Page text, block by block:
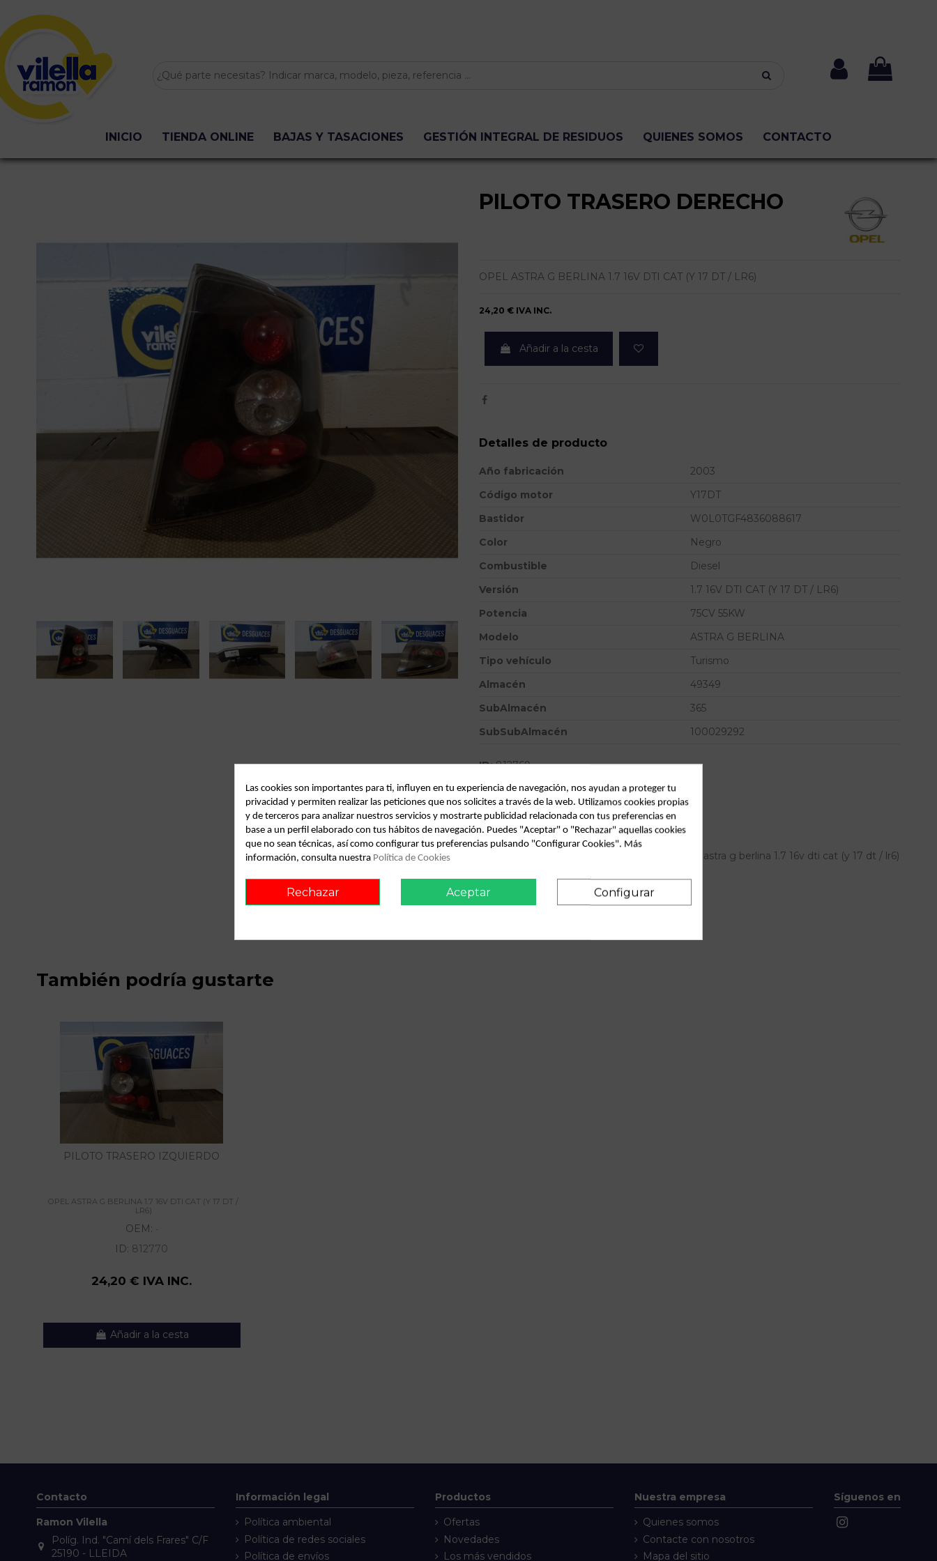
INICIO TIENDA ONLINE BAJAS Y TASACIONES GESTIÓN INTEGRAL DE RESIDUOS QUIENES SOMOS CONTACTO
PILOTO TRASERO DERECHO
OPEL ASTRA G BERLINA 1.7 16V DTI CAT (Y 17 DT / LR6)
24,20 € IVA INC.
Añadir a la cesta
Detalles de producto
Año fabricación
2003
Código motor
Y17DT
Bastidor
W0L0TGF4836088617
Color
Negro
Combustible
Diesel
Versión
1.7 16V DTI CAT (Y 17 DT / LR6)
Potencia
75CV 55KW
Modelo
ASTRA G BERLINA
Tipo vehículo
Turismo
Almacén
49349
SubAlmacén
365
SubSubAlmacén
100029292
ID: 812769
Descripción
Recambio de piloto trasero derecho para opel astra g berlina 1.7 16v dti cat (y 17 dt / lr6)
También podría gustarte
PILOTO TRASERO IZQUIERDO
OPEL ASTRA G BERLINA 1.7 16V DTI CAT (Y 17 DT /
LR6)
OEM: -
ID: 812770
24,20 € IVA INC.
Añadir a la cesta
Contacto
Ramon Vilella
Políg. Ind. "Camí dels Frares" C/F
25190 - LLEIDA
Información legal
Política ambiental
Política de redes sociales
Política de envíos
Productos
Ofertas
Novedades
Los más vendidos
Nuestra empresa
Quienes somos
Contacte con nosotros
Mapa del sitio
Síguenos en
Las cookies son importantes para ti, influyen en tu experiencia de navegación, nos ayudan a proteger tu
privacidad y permiten realizar las peticiones que nos solicites a través de la web. Utilizamos cookies propias
y de terceros para analizar nuestros servicios y mostrarte publicidad relacionada con tus preferencias en
base a un perfil elaborado con tus hábitos de navegación. Puedes "Aceptar" o "Rechazar" aquellas cookies
que no sean técnicas, así como configurar tus preferencias pulsando "Configurar Cookies". Más
información, consulta nuestra Política de Cookies
Rechazar Aceptar Configurar